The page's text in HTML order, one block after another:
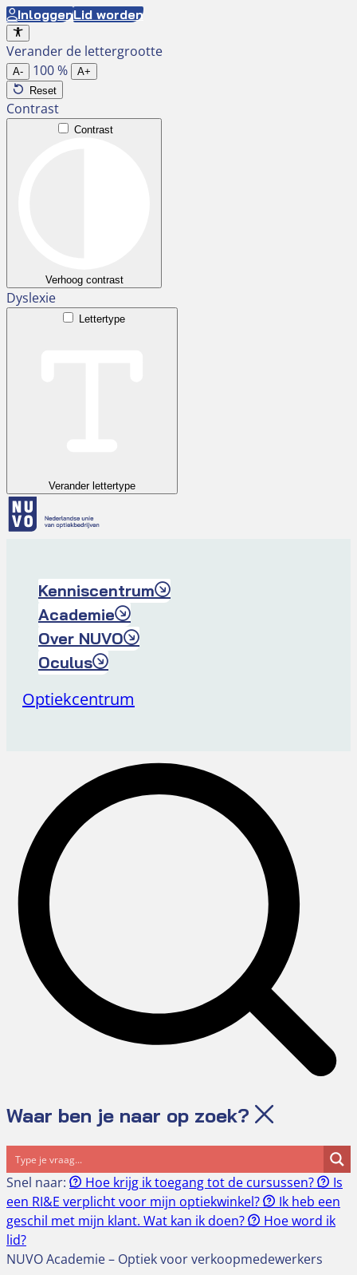
Ga
naar
de
inhoud
InloggenLid worden
Verander de lettergrootte
A- 100%
A+
Reset
Contrast
Contrast
Verhoog contrast
Dyslexie
Lettertype
Verander lettertype
Kenniscentrum
Academie
Over NUVO
Oculus
Optiekcentrum
Waar ben je naar op zoek?
Snel naar: Hoe krijg ik toegang tot de cursussen?
Is
een RI&E verplicht voor mijn optiekwinkel?
Ik heb een
geschil met mijn klant. Wat kan ik doen?
Hoe word ik
lid?
NUVO Academie – Optiek voor verkoopmedewerkers